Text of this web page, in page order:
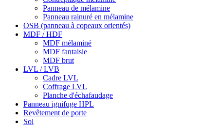
Panneau de mélamine
Panneau rainuré en mélamine
OSB (panneau à copeaux orientés)
MDF / HDF
MDF mélaminé
MDF fantaisie
MDF brut
LVL / LVB
Cadre LVL
Coffrage LVL
Planche d'échafaudage
Panneau ignifuge HPL
Revêtement de porte
Sol